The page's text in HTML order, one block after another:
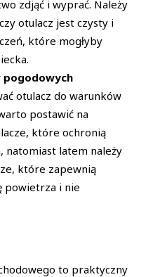
zdjąć i wyprać. Należy
otulacz jest czysty i
które mogłyby
pogodowych
otulacz do warunków
postawić na
które ochronią
natomiast latem należy
które zapewnią
powietrza i nie
to praktyczny